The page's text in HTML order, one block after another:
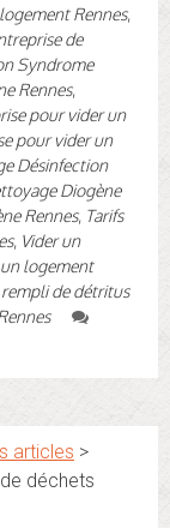
Rennes,
de
Syndrome
Rennes,
pour vider un
pour vider un
Désinfection
Diogène
Rennes, Tarifs
, Vider un
un logement
de détritus
articles >
déchets